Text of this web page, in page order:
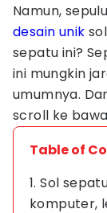
Namun,
desain unik
sepatu ini?
ini mungkin
umumnya.
scroll ke
Table of
1. Sol
komputer,